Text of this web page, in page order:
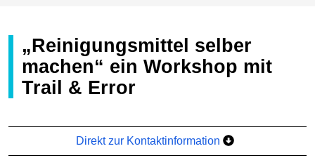
„Reinigungsmittel selber
machen“ ein Workshop mit
Trail & Error
Direkt zur Kontaktinformation